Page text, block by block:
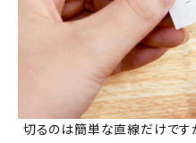
切るのは簡単な直線だけです